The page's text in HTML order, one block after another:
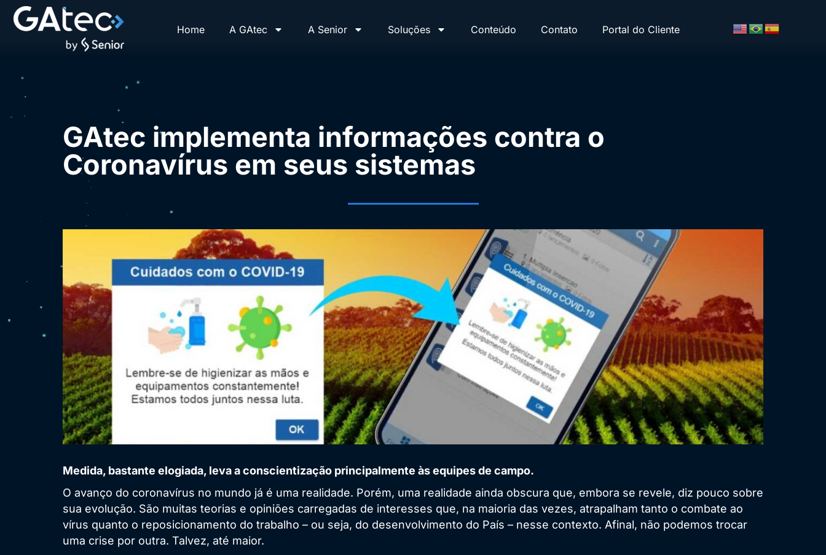
Home A GAtec A Senior Soluções Conteúdo Contato Portal do Cliente
GAtec implementa informações contra o
Coronavírus em seus sistemas
Medida, bastante elogiada, leva a conscientização principalmente às equipes de campo.
O avanço do coronavírus no mundo já é uma realidade. Porém, uma realidade ainda obscura que, embora se revele, diz pouco sobre
sua evolução. São muitas teorias e opiniões carregadas de interesses que, na maioria das vezes, atrapalham tanto o combate ao
vírus quanto o reposicionamento do trabalho – ou seja, do desenvolvimento do País – nesse contexto. Afinal, não podemos trocar
uma crise por outra. Talvez, até maior.